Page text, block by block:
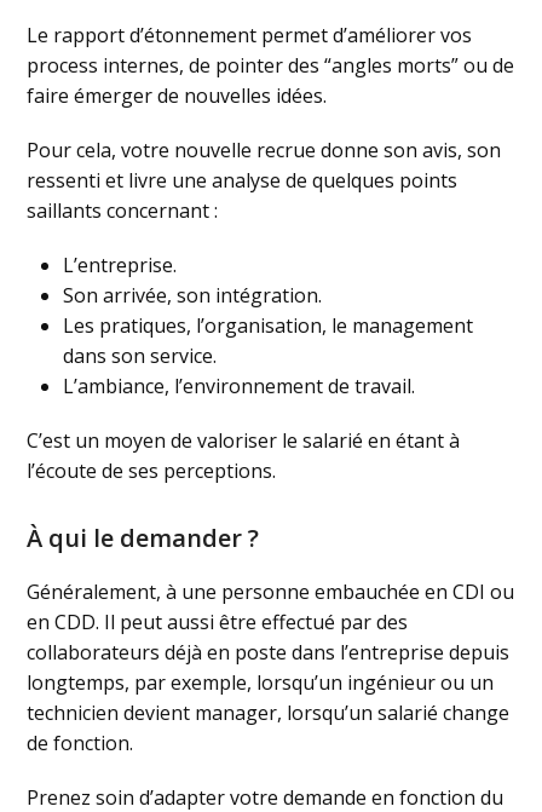
Le rapport d’étonnement permet d’améliorer vos
process internes, de pointer des “angles morts” ou de
faire émerger de nouvelles idées.
Pour cela, votre nouvelle recrue donne son avis, son
ressenti et livre une analyse de quelques points
saillants concernant :
L’entreprise.
Son arrivée, son intégration.
Les pratiques, l’organisation, le management
dans son service.
L’ambiance, l’environnement de travail.
C’est un moyen de valoriser le salarié en étant à
l’écoute de ses perceptions.
À qui le demander ?
Généralement, à une personne embauchée en CDI ou
en CDD. Il peut aussi être effectué par des
collaborateurs déjà en poste dans l’entreprise depuis
longtemps, par exemple, lorsqu’un ingénieur ou un
technicien devient manager, lorsqu’un salarié change
de fonction.
Prenez soin d’adapter votre demande en fonction du